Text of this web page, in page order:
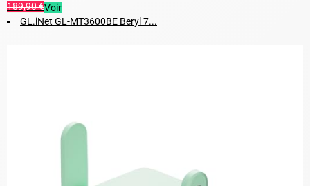
189,90 €Voir
GL.iNet GL-MT3600BE Beryl 7...